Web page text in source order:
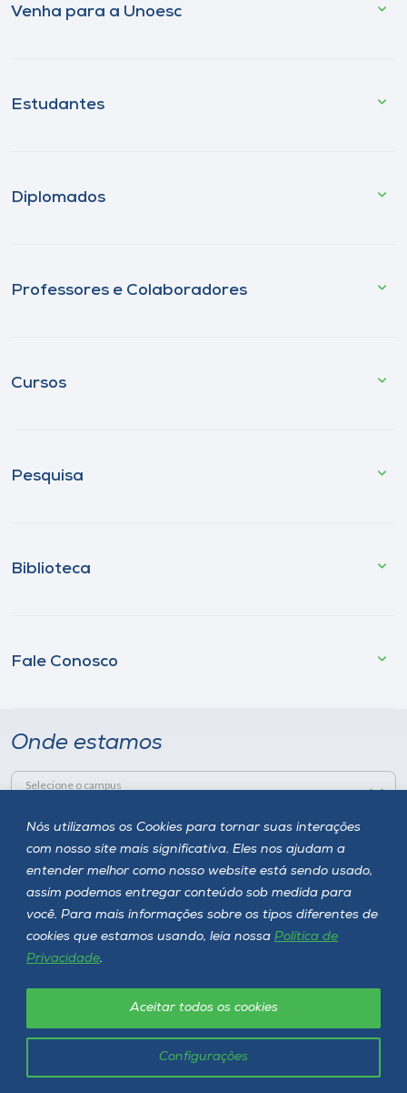
Nós utilizamos os Cookies para tornar suas interações
com nosso site mais significativa. Eles nos ajudam a
entender melhor como nosso website está sendo usado,
assim podemos entregar conteúdo sob medida para
você. Para mais informações sobre os tipos diferentes de
cookies que estamos usando, leia nossa Política de
Privacidade.
Configurações
Aceitar todos os cookies
Venha para a Unoesc
Estudantes
Diplomados
Professores e Colaboradores
Cursos
Pesquisa
Biblioteca
Fale Conosco
Onde estamos
Selecione o campus
Rua Getúlio Vargas, 2125 - Bairro Flor da Serra
Joaçaba - SC - CEP 89600-000
Telefone (49) 3551-2000
Siga a Unoesc